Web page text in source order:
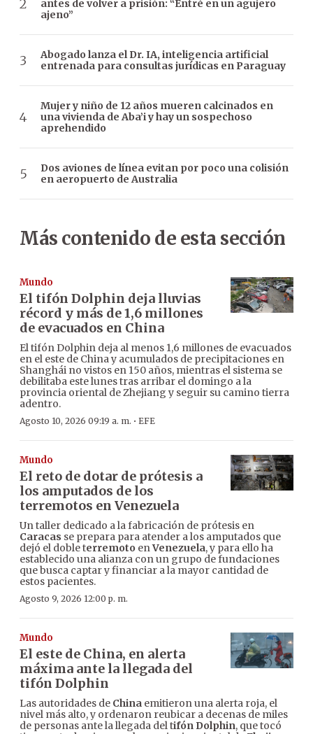
antes de volver a prisión: “Entré en un agujero
ajeno”
Abogado lanza el Dr. IA, inteligencia artificial
entrenada para consultas jurídicas en Paraguay
Mujer y niño de 12 años mueren calcinados en
una vivienda de Aba’i y hay un sospechoso
aprehendido
Dos aviones de línea evitan por poco una colisión
en aeropuerto de Australia
Más contenido de esta sección
Mundo
El tifón Dolphin deja lluvias
récord y más de 1,6 millones
de evacuados en China
El tifón Dolphin deja al menos 1,6 millones de evacuados
en el este de China y acumulados de precipitaciones en
Shanghái no vistos en 150 años, mientras el sistema se
debilitaba este lunes tras arribar el domingo a la
provincia oriental de Zhejiang y seguir su camino tierra
adentro.
Agosto 10, 2026 09:19 a. m. · EFE
Mundo
El reto de dotar de prótesis a
los amputados de los
terremotos en Venezuela
Un taller dedicado a la fabricación de prótesis en
Caracas se prepara para atender a los amputados que
dejó el doble terremoto enVenezuela, y para ello ha
establecido una alianza con un grupo de fundaciones
que busca captar y financiar a la mayor cantidad de
estos pacientes.
Agosto 9, 2026 12:00 p. m.
Mundo
El este de China, en alerta
máxima ante la llegada del
tifón Dolphin
Las autoridades de China emitieron una alerta roja, el
nivel más alto, y ordenaron reubicar a decenas de miles
de personas ante la llegada del tifón Dolphin, que tocó